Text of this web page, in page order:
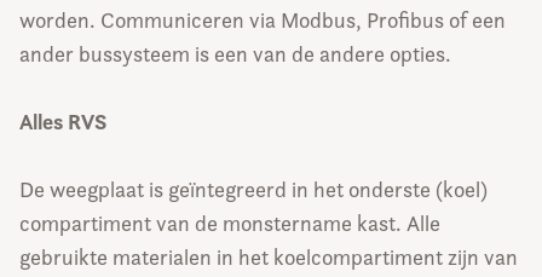
worden. Communiceren via Modbus, Profibus of een
ander bussysteem is een van de andere opties.
Alles RVS
De weegplaat is geïntegreerd in het onderste (koel)
compartiment van de monstername kast. Alle
gebruikte materialen in het koelcompartiment zijn van